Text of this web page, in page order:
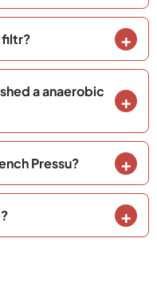
filtr?
a anaerobic
Pressu?